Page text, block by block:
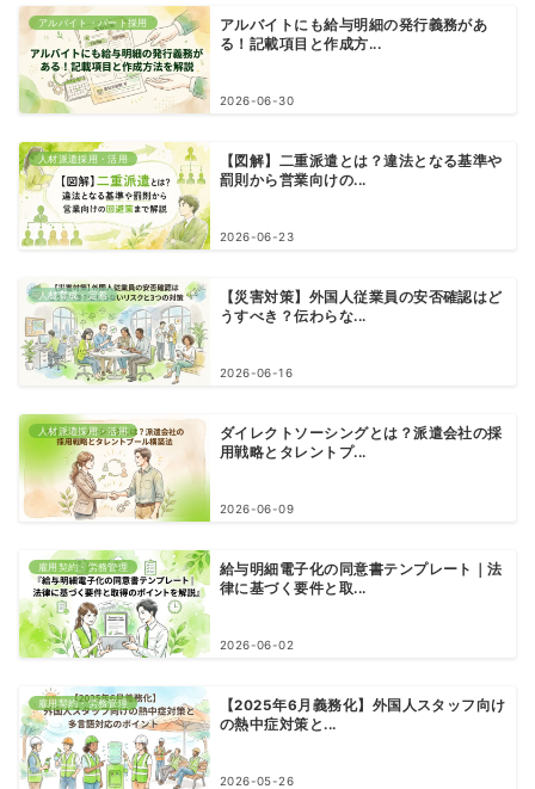
アルバイト・パート採用
アルバイトにも給与明細の発行義務があ
る！記載項目と作成方...
2026-06-30
人材派遣採用・活用
【図解】二重派遣とは？違法となる基準や
罰則から営業向けの...
2026-06-23
人材育成・定着
【災害対策】外国人従業員の安否確認はど
うすべき？伝わらな...
2026-06-16
人材派遣採用・活用
ダイレクトソーシングとは？派遣会社の採
用戦略とタレントプ...
2026-06-09
雇用契約・労務管理
給与明細電子化の同意書テンプレート｜法
律に基づく要件と取...
2026-06-02
雇用契約・労務管理
【2025年6月義務化】外国人スタッフ向け
の熱中症対策と...
2026-05-26